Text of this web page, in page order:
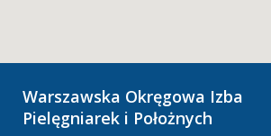
Warszawska Okręgowa Izba
Pielęgniarek i Położnych